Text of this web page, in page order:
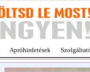
Apróhirdetések